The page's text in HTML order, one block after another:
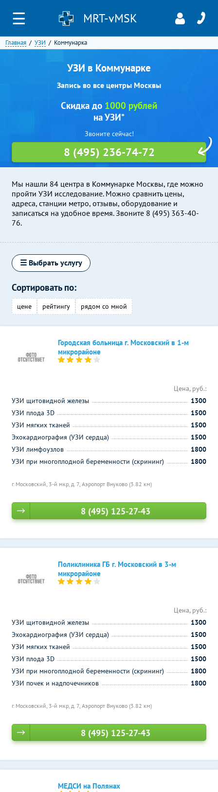
☰ MRT-vMSK
Главная УЗИ Коммунарка
УЗИ в Коммунарке
Запись во все центры Москвы
Мы нашли 84 центра в Коммунарке Москвы, где можно
пройти УЗИ исследование. Можно сравнить цены,
адреса, станции метро, отзывы, оборудование и
записаться на удобное время. Звоните 8 (495) 363-40-
76.
Скидка до 1000 рублей
на УЗИ*
Звоните сейчас!
8 (495) 236-74-72
☰ Выбрать услугу
Сортировать по:
цене рейтингу рядом со мной
Городская больница г. Московский в 1-м
микрорайоне
г. Московский, 3-й мкр, д. 7, Аэропорт Внуково (3.82 км)
Цена, руб.:
УЗИ щитовидной железы
1300
УЗИ плода 3D
1500
УЗИ мягких тканей
1500
Эхокардиография (УЗИ сердца)
1500
УЗИ лимфоузлов
1800
УЗИ при многоплодной беременности (скрининг)
1800
8 (495) 125-27-43
Поликлиника ГБ г. Московский в 3-м
микрорайоне
г. Московский, 3-й мкр, д. 7, Аэропорт Внуково (3.82 км)
Цена, руб.:
УЗИ щитовидной железы
1300
Эхокардиография (УЗИ сердца)
1500
УЗИ мягких тканей
1500
УЗИ плода 3D
1500
УЗИ при многоплодной беременности (скрининг)
1800
УЗИ почек и надпочечников
1800
8 (495) 125-27-43
МЕДСИ на Полянах